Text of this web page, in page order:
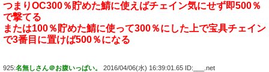
つまりOC300％貯めた鯖に使えばチェイン気にせず即500％
で撃てる
または100％貯めた鯖に使って300％にした上で宝具チェイン
で3番目に置けば500％になる
925:名無しさん＠お腹いっぱい。 2016/04/06(水) 16:39:01.65 ID:___.net